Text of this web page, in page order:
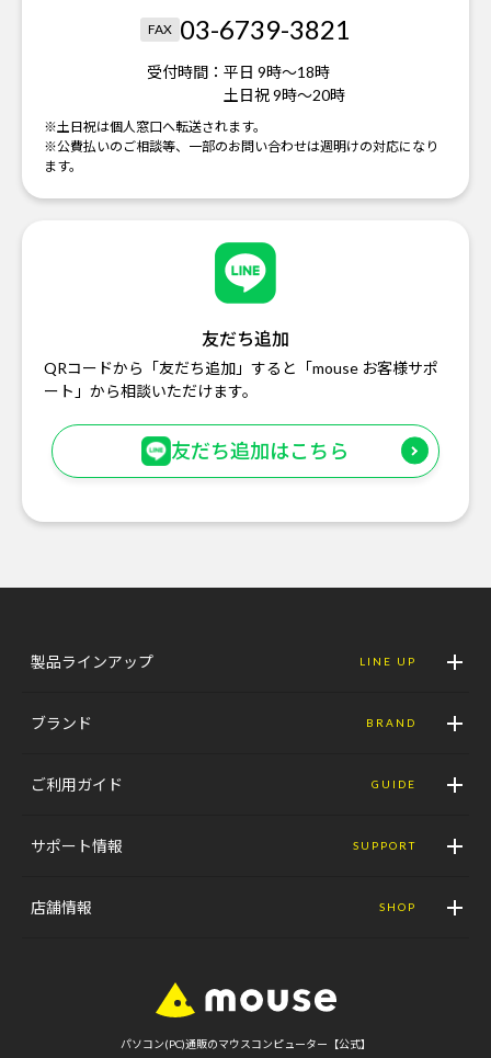
FAX 03-6739-3821
受付時間： 平日 9時～18時
土日祝 9時～20時
※土日祝は個人窓口へ転送されます。
※公費払いのご相談等、一部のお問い合わせは週明けの対応になり
ます。
友だち追加
QRコードから「友だち追加」すると「mouse お客様サポ
ート」から相談いただけます。
友だち追加はこちら
製品ラインアップ LINE UP
ブランド BRAND
ご利用ガイド GUIDE
サポート情報 SUPPORT
店舗情報 SHOP
パソコン(PC)通販のマウスコンピューター【公式】